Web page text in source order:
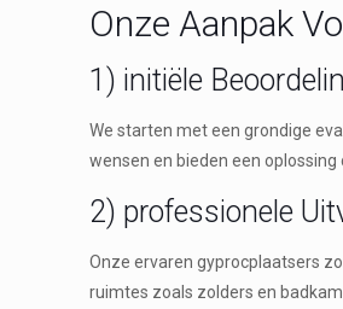
Onze Aanpak
1) initiële
We starten met een grondige
wensen en bieden een oplossing
2) professionele
Onze ervaren gyprocplaatsers
ruimtes zoals zolders en